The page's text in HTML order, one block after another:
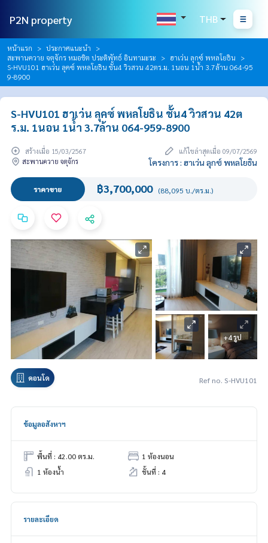
P2N property THB
หน้าแรก
ประกาศแนะนำ
สะพานควาย จตุจักร หมอชิต ประดิพัทธ์ อินทามะระ
ฮาเว่น ลุกซ์ พหลโยธิน
S-HVU101 ฮาเว่น ลุคซ์ พหลโยธิน ชั้น4 วิวสวน 42ตร.ม. 1นอน 1น้ำ 3.7ล้าน 064-95
9-8900
S-HVU101 ฮาเว่น ลุคซ์ พหลโยธิน ชั้น4 วิวสวน 42ต
ร.ม. 1นอน 1น้ำ 3.7ล้าน 064-959-8900
สร้างเมื่อ 15/03/2567
แก้ไขล่าสุดเมื่อ 09/07/2569
สะพานควาย จตุจักร
โครงการ : ฮาเว่น ลุกซ์ พหลโยธิน
ราคาขาย ฿3,700,000 (88,095 บ./ตร.ม.)
+4 รูป
คอนโด Ref no. S-HVU101
ข้อมูลอสังหาฯ
พื้นที่ : 42.00 ตร.ม.
1 ห้องนอน
1 ห้องน้ำ
ชั้นที่ : 4
รายละเอียด